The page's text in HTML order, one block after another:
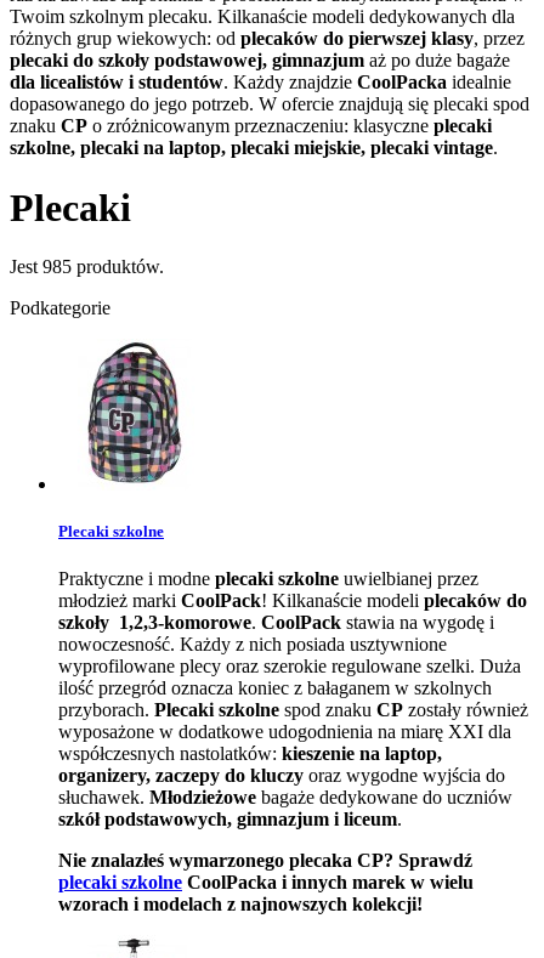
Twoim szkolnym plecaku. Kilkanaście modeli dedykowanych dla
różnych grup wiekowych: od plecaków do pierwszej klasy, przez
plecaki do szkoły podstawowej, gimnazjum aż po duże bagaże
dla licealistów i studentów. Każdy znajdzie CoolPacka idealnie
dopasowanego do jego potrzeb. W ofercie znajdują się plecaki spod
znaku CP o zróżnicowanym przeznaczeniu: klasyczne plecaki
szkolne, plecaki na laptop, plecaki miejskie, plecaki vintage.
Plecaki
Jest 985 produktów.
Podkategorie
Plecaki szkolne
Praktyczne i modne plecaki szkolne uwielbianej przez
młodzież marki CoolPack! Kilkanaście modeli plecaków do
szkoły 1,2,3-komorowe. CoolPack stawia na wygodę i
nowoczesność. Każdy z nich posiada usztywnione
wyprofilowane plecy oraz szerokie regulowane szelki. Duża
ilość przegród oznacza koniec z bałaganem w szkolnych
przyborach. Plecaki szkolne spod znaku CP zostały również
wyposażone w dodatkowe udogodnienia na miarę XXI dla
współczesnych nastolatków: kieszenie na laptop,
organizery, zaczepy do kluczy oraz wygodne wyjścia do
słuchawek. Młodzieżowe bagaże dedykowane do uczniów
szkół podstawowych, gimnazjum i liceum.
Nie znalazłeś wymarzonego plecaka CP? Sprawdź
plecaki szkolne CoolPacka i innych marek w wielu
wzorach i modelach z najnowszych kolekcji!